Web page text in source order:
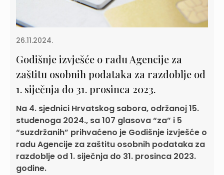
26.11.2024.
Godišnje izvješće o radu Agencije za
zaštitu osobnih podataka za razdoblje od
1. siječnja do 31. prosinca 2023.
Na 4. sjednici Hrvatskog sabora, održanoj 15.
studenoga 2024., sa 107 glasova “za” i 5
“suzdržanih” prihvaćeno je Godišnje izvješće o
radu Agencije za zaštitu osobnih podataka za
razdoblje od 1. siječnja do 31. prosinca 2023.
godine.